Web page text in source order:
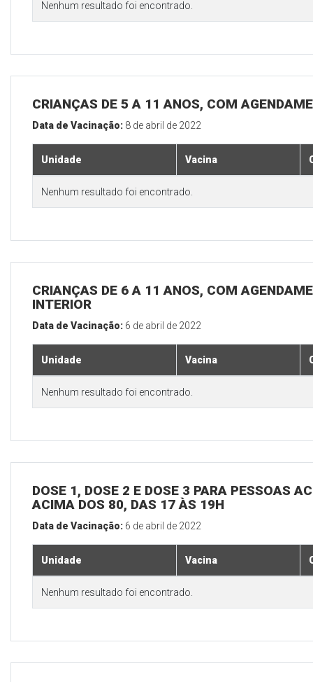
Nenhum resultado foi encontrado.
CRIANÇAS DE 5 A 11 ANOS, COM
Data de Vacinação: 8 de abril de 2022
Unidade Vacina
Nenhum resultado foi encontrado.
CRIANÇAS DE 6 A 11 ANOS, COM
INTERIOR
Data de Vacinação: 6 de abril de 2022
Unidade Vacina
Nenhum resultado foi encontrado.
DOSE 1, DOSE 2 E DOSE 3 PARA PESSOAS
ACIMA DOS 80, DAS 17 ÀS 19H
Data de Vacinação: 6 de abril de 2022
Unidade Vacina
Nenhum resultado foi encontrado.